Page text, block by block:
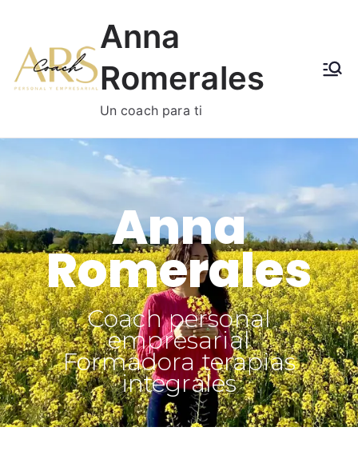
Anna
Romerales
Un coach para ti
Anna
Romerales
Coach personal
empresarial
Formadora terapias
integrales